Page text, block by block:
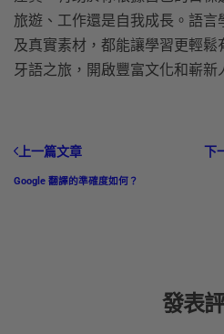
旅遊、工作還是自我成長。語
及真實素材，都能讓學習更輕
牙語之旅，開啟豐富文化和嶄新
上一篇文章
Google 翻譯的準確度如何？
下
發表